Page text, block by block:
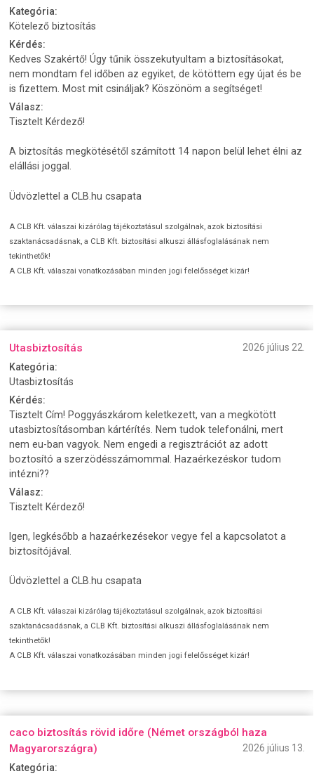
Kategória:
Kötelező biztosítás
Kérdés:
Kedves Szakértő! Úgy tűnik összekutyultam a biztosításokat,
nem mondtam fel időben az egyiket, de kötöttem egy újat és be
is fizettem. Most mit csináljak? Köszönöm a segítséget!
Válasz:
Tisztelt Kérdező!
A biztosítás megkötésétől számított 14 napon belül lehet élni az
elállási joggal.
Üdvözlettel a CLB.hu csapata
A CLB Kft. válaszai kizárólag tájékoztatásul szolgálnak, azok biztosítási
szaktanácsadásnak, a CLB Kft. biztosítási alkuszi állásfoglalásának nem
tekinthetők!
A CLB Kft. válaszai vonatkozásában minden jogi felelősséget kizár!
Utasbiztosítás
2026 július 22.
Kategória:
Utasbiztosítás
Kérdés:
Tisztelt Cím! Poggyászkárom keletkezett, van a megkötött
utasbiztosításomban kártérítés. Nem tudok telefonálni, mert
nem eu-ban vagyok. Nem engedi a regisztrációt az adott
boztosító a szerzödésszámommal. Hazaérkezéskor tudom
intézni??
Válasz:
Tisztelt Kérdező!
Igen, legkésőbb a hazaérkezésekor vegye fel a kapcsolatot a
biztosítójával.
Üdvözlettel a CLB.hu csapata
A CLB Kft. válaszai kizárólag tájékoztatásul szolgálnak, azok biztosítási
szaktanácsadásnak, a CLB Kft. biztosítási alkuszi állásfoglalásának nem
tekinthetők!
A CLB Kft. válaszai vonatkozásában minden jogi felelősséget kizár!
caco biztosítás rövid időre (Német országból haza
Magyarországra)
2026 július 13.
Kategória: